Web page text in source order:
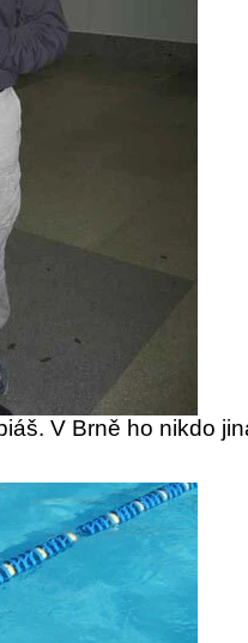
V Brně ho nikdo